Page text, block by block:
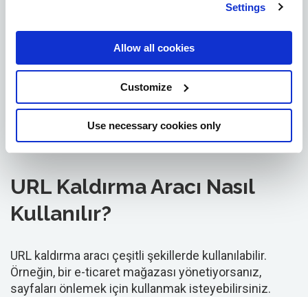
Settings
Allow all cookies
Customize
Use necessary cookies only
Web sitenizi içeren eski içerik veya Güvenli Arama
için üçüncü taraf isteklerini izlemek istiyorsanız, URL
kaldırma aracındaki "Eski İçerik" veya "Güvenli Arama
Filtreleme" sekmesine tıklayın. Umarım bu
görmezsiniz. Yine de herhangi bir kullanıcı web
sitenizi güncel olmayan veya uygunsuz içeriğe sahip
olduğu için bildirdiyse, taleplerini buradan
izleyebilirsiniz.
URL Kaldırma Aracı Nasıl
Kullanılır?
URL kaldırma aracı çeşitli şekillerde kullanılabilir.
Örneğin, bir e-ticaret mağazası yönetiyorsanız,
sayfaları önlemek için kullanmak isteyebilirsiniz.